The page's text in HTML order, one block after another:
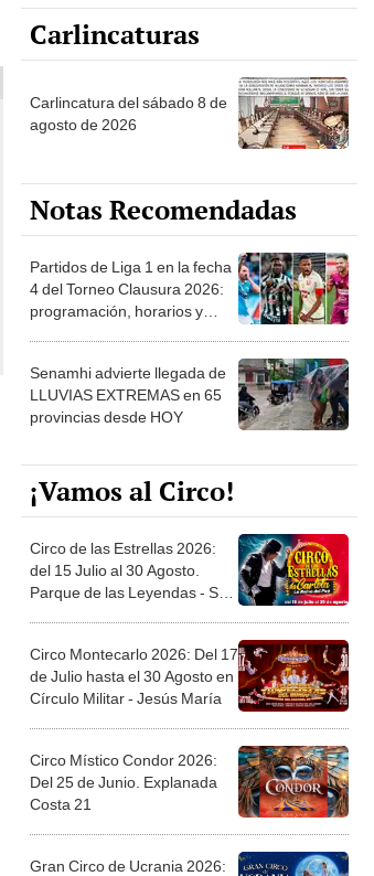
Carlincaturas
Carlincatura del sábado 8 de
agosto de 2026
Notas Recomendadas
Partidos de Liga 1 en la fecha
4 del Torneo Clausura 2026:
programación, horarios y
Senamhi advierte llegada de
LLUVIAS EXTREMAS en 65
provincias desde HOY
¡Vamos al Circo!
Circo de las Estrellas 2026:
del 15 Julio al 30 Agosto.
Parque de las Leyendas - San
Circo Montecarlo 2026: Del 17
de Julio hasta el 30 Agosto en
Círculo Militar - Jesús María
Circo Místico Condor 2026:
Del 25 de Junio. Explanada
Costa 21
Gran Circo de Ucrania 2026: